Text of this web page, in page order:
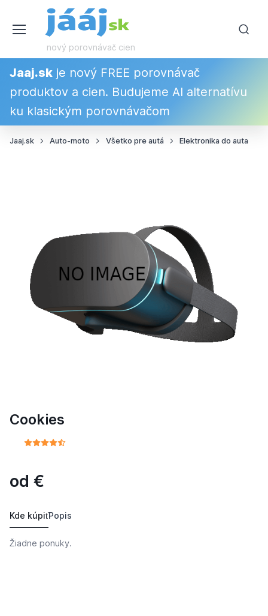
nový porovnávač cien
Jaaj.sk je nový FREE porovnávač
produktov a cien. Budujeme AI alternatívu
ku klasickým porovnávačom
Jaaj.sk Auto-moto Všetko pre autá Elektronika do auta
Cookies
od €
Kde kúpiťPopis
Žiadne ponuky.